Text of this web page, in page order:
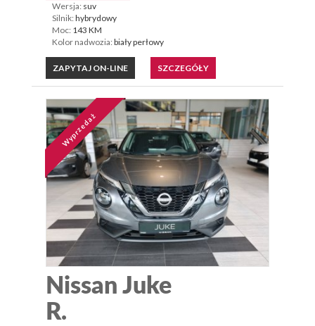
Wersja: suv
Silnik: hybrydowy
Moc: 143 KM
Kolor nadwozia: biały perłowy
ZAPYTAJ ON-LINE SZCZEGÓŁY
Wyprzedaż
Nissan Juke
R.